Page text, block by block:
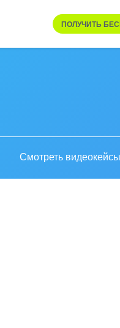
ПОЛУЧИТЬ
Смотреть видеокейсы